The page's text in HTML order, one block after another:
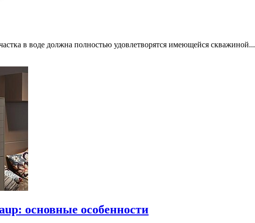
в воде должна полностью удовлетворятся имеющейся скважиной...
основные особенности